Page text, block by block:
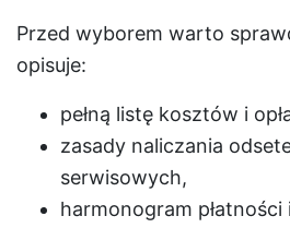
Przed wyborem warto
opisuje:
pełną listę kosztów i
zasady naliczania
serwisowych,
harmonogram